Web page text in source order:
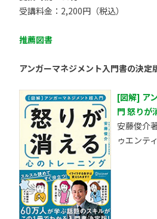
受講料金：2,200円（税込）
推薦図書
アンガーマネジメント入門書の決定
[図解] ア
門 怒りが
安藤俊介
ゥエンテ